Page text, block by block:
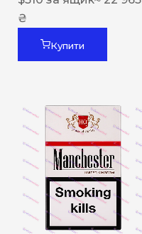
₴
Купити